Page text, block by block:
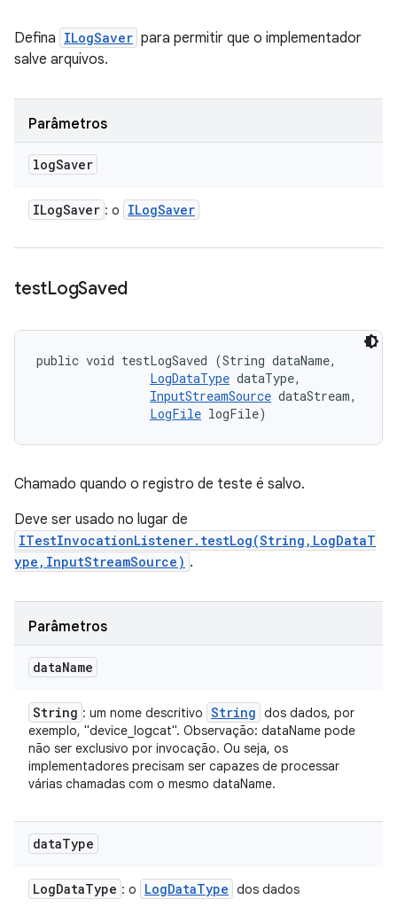
Defina ILogSaver para permitir que o implementador
salve arquivos.
Parâmetros
logSaver
ILogSaver : o ILogSaver
testLogSaved
public void testLogSaved (String dataName,
LogDataType dataType,
InputStreamSource dataStream,
LogFile logFile)
Chamado quando o registro de teste é salvo.
Deve ser usado no lugar de
ITestInvocationListener.testLog(String,LogDataT
ype,InputStreamSource) .
Parâmetros
dataName
String : um nome descritivo String dos dados, por
exemplo, "device_logcat". Observação: dataName pode
não ser exclusivo por invocação. Ou seja, os
implementadores precisam ser capazes de processar
várias chamadas com o mesmo dataName.
dataType
LogDataType : o LogDataType dos dados